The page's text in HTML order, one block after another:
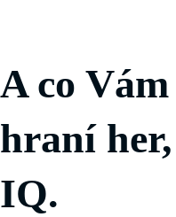
A co
hraní
IQ.